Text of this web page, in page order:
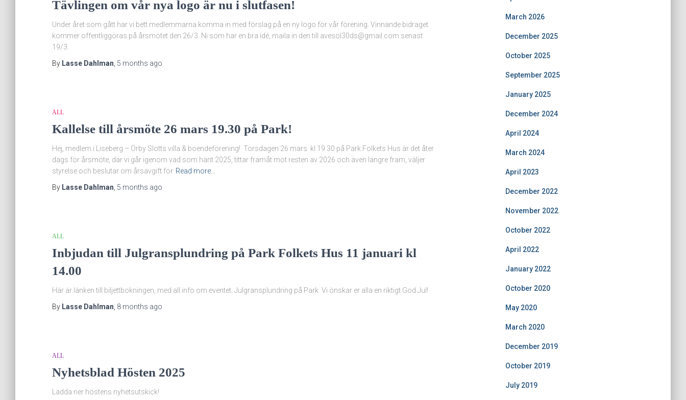
Tävlingen om vår nya logo är nu i slutfasen!
Under året som gått har vi bett medlemmarna komma in med förslag på en ny logo för vår förening. Vinnande bidraget
kommer offentliggöras på årsmötet den 26/3. Ni som har en bra idé, maila in den till avesol30ds@gmail.com senast
19/3.
By Lasse Dahlman 5 months ago
ALL
Kallelse till årsmöte 26 mars 19.30 på Park!
Hej, medlem i Liseberg – Örby Slotts villa & boendeförening! Torsdagen 26 mars kl 19.30 på Park Folkets Hus är det åter
dags för årsmöte, där vi går igenom vad som hänt 2025, tittar framåt mot resten av 2026 och även längre fram, väljer
styrelse och beslutar om årsavgift för Read more…
By Lasse Dahlman 5 months ago
ALL
Inbjudan till Julgransplundring på Park Folkets Hus 11 januari kl
14.00
Här är länken till biljettbokningen, med all info om eventet. Julgransplundring på Park Vi önskar er alla en riktigt God Jul!
By Lasse Dahlman 8 months ago
ALL
Nyhetsblad Hösten 2025
Ladda ner höstens nyhetsutskick!
March 2026
December 2025
October 2025
September 2025
January 2025
December 2024
April 2024
March 2024
April 2023
December 2022
November 2022
October 2022
April 2022
January 2022
October 2020
May 2020
March 2020
December 2019
October 2019
July 2019